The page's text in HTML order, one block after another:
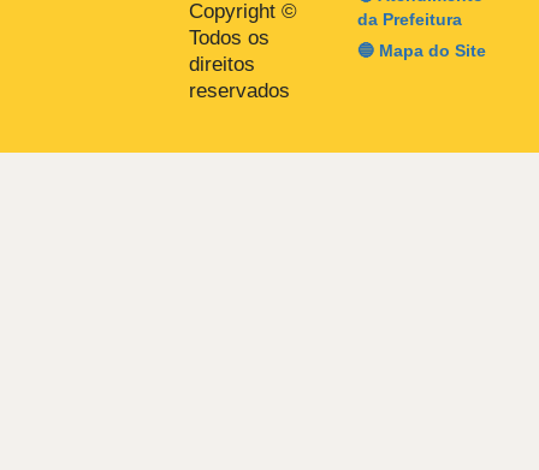
Copyright ©
Todos os
direitos
reservados
da Prefeitura
🔵 Mapa do Site